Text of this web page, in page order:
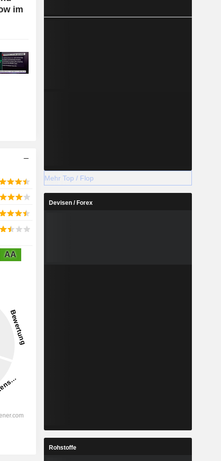
im
AA
Mehr Top / Flop
Devisen / Forex
Rohstoffe